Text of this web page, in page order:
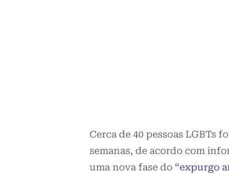
Cerca de 40 pessoas LGBTs
semanas, de acordo com
uma nova fase do “expurgo